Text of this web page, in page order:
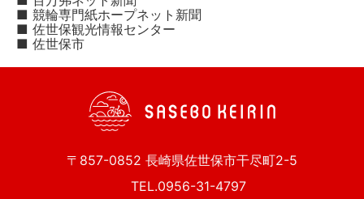
■ 競輪専門紙ホープネット新聞
■ 佐世保観光情報センター
■ 佐世保市
〒857-0852 長崎県佐世保市干尽町2-5
TEL.0956-31-4797